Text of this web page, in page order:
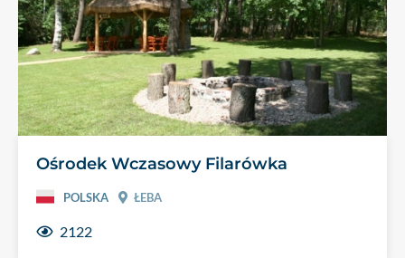
Ośrodek Wczasowy Filarówka
POLSKA ŁEBA
2122